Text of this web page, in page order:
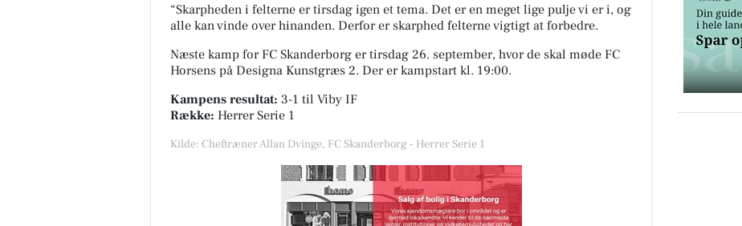
“Skarpheden i felterne er tirsdag igen et tema. Det er en meget lige pulje vi er i, og
alle kan vinde over hinanden. Derfor er skarphed felterne vigtigt at forbedre.
Næste kamp for FC Skanderborg er tirsdag 26. september, hvor de skal møde FC
Horsens på Designa Kunstgræs 2. Der er kampstart kl. 19:00.
Kampens resultat: 3-1 til Viby IF
Række: Herrer Serie 1
Kilde: Cheftræner Allan Dvinge, FC Skanderborg - Herrer Serie 1